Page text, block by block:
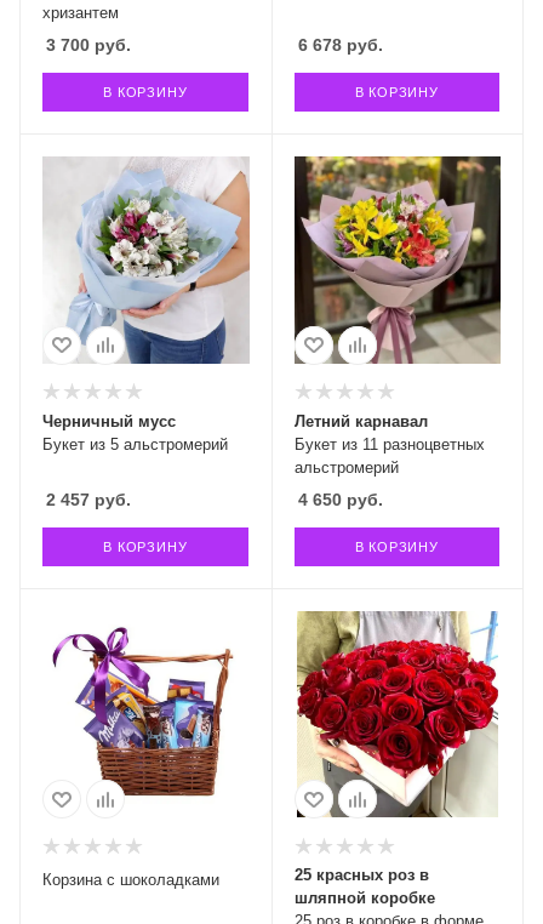
хризантем
3 700 руб.
В КОРЗИНУ
6 678руб.
В КОРЗИНУ
Букет из 5 альстромерий
Черничный мусс
2 457 руб.
В КОРЗИНУ
Букет из 11 разноцветных
альстромерий
Летний карнавал
4 650руб.
В КОРЗИНУ
Корзина с шоколадками
25 красных роз в
шляпной коробке